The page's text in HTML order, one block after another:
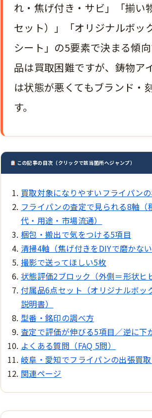
れ・焦げ付き・サビ」「揃い
セット）」「オリジナルボッ
シート」の5要素で決まる傾
品は買取困難ですが、鋳物ア
は状態が悪くてもブランド・
す。
この記事の目次（クリックで該当箇所へジャンプ）
買取対象になりやすいフライパン
フライパンの査定で見られる8軸
代・用途・市場流通）
梱包・搬出で気をつける5項目
清掃4軸（焦げ付きをDIYで磨かな
撮影で送ってほしい5枚
状態評価2ブロック（外側＝形状ヒ
付属品6点セット（オリジナルボ
説明書）
型番・銘印の調べ方
査定で評価が伸びる5項目／逆に下
よくある質問（FAQ 5問）
岐阜・愛知でフライパンの出張買
関連ページ